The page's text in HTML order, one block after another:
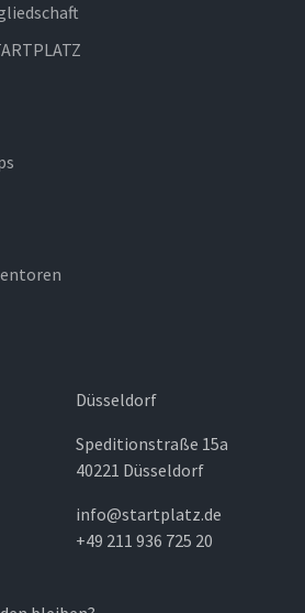
Düsseldorf
Speditionstraße 15a
40221 Düsseldorf
info@startplatz.de
+49 211 936 725 20